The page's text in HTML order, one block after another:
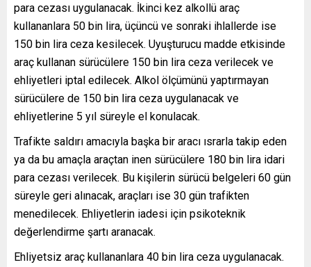
para cezası uygulanacak. İkinci kez alkollü araç
kullananlara 50 bin lira, üçüncü ve sonraki ihlallerde ise
150 bin lira ceza kesilecek. Uyuşturucu madde etkisinde
araç kullanan sürücülere 150 bin lira ceza verilecek ve
ehliyetleri iptal edilecek. Alkol ölçümünü yaptırmayan
sürücülere de 150 bin lira ceza uygulanacak ve
ehliyetlerine 5 yıl süreyle el konulacak.
Trafikte saldırı amacıyla başka bir aracı ısrarla takip eden
ya da bu amaçla araçtan inen sürücülere 180 bin lira idari
para cezası verilecek. Bu kişilerin sürücü belgeleri 60 gün
süreyle geri alınacak, araçları ise 30 gün trafikten
menedilecek. Ehliyetlerin iadesi için psikoteknik
değerlendirme şartı aranacak.
Ehliyetsiz araç kullananlara 40 bin lira ceza uygulanacak.